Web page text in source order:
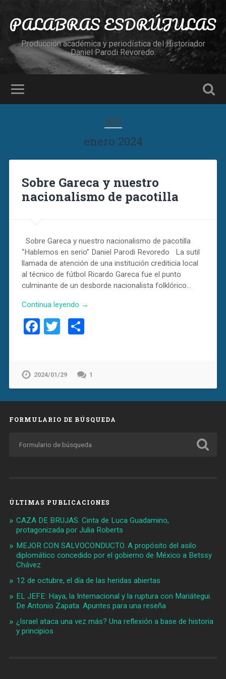
PALABRAS ESDRÚJULAS
Producción académica y periodística del Historiador
Daniel Parodi Revoredo.
MES
enero 2024
Sobre Gareca y nuestro
nacionalismo de pacotilla
Sobre Gareca y nuestro nacionalismo de pacotilla
“Hablemos en serio” Daniel Parodi Revoredo La sutil
llamada de atención de una institución crediticia local
al técnico de fútbol Ricardo Gareca fue el punto
culminante de un desborde nacionalista folklórico…
Continua leyendo →
Facebook
Twitter
2024/01/29 1
FORMULARIO DE BÚSQUEDA
ÚLTIMAS PUBLICACIONES
CAZA DE BRUJAS. Cinta de Luca Guadamino,
protagonizada por Julia Roberts
MEJOR CON SALVOCONDUCTO. A propósito del asilo
diplomático concedido por el gobierno de México a Betssy
Chávez
12 de octubre, el día de las heridas abiertas
EL JEFE: Haya, la Internacional y la ruptura con Mariátegui.
De Antonio Zapata. Apuntes para una reseña
¿Israel ataca una vez más? Una reflexión a base de historia
y principios